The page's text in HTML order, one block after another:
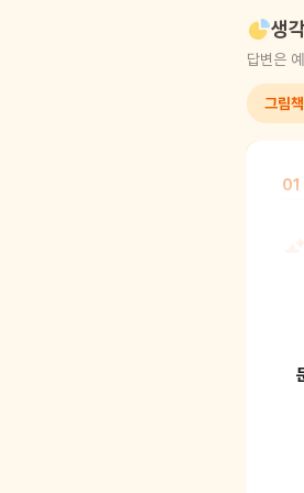
생
답변은
그림
01